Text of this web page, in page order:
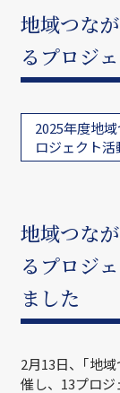
地域つな
るプロジ
2025年度地
ロジェクト活
地域つな
るプロジ
ました
2月13日、｢地
催し、13プロ